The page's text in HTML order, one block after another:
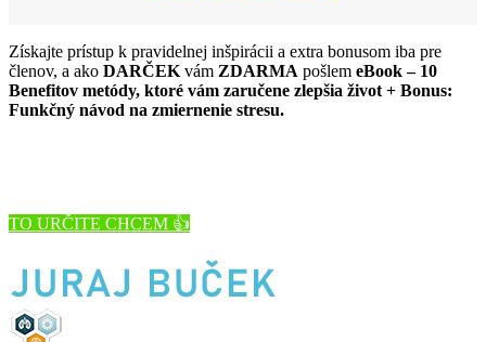
Získajte prístup k pravidelnej inšpirácii a extra bonusom iba pre
členov, a ako DARČEK vám ZDARMA pošlem eBook – 10
Benefitov metódy, ktoré vám zaručene zlepšia život + Bonus:
Funkčný návod na zmiernenie stresu.
TO URČITE CHCEM 👍